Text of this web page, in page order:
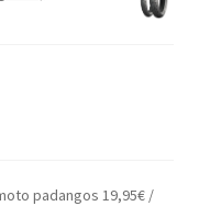
padangos 19,95€ /